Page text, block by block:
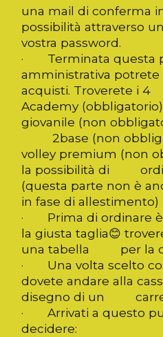
una mail di
possibilità attraverso
vostra password.
· Terminata questa
amministrativa potrete
acquisti. Troverete i
Academy
giovanile (non
2base (non
volley premium (non
la possibilità di
(questa parte non è
in fase di allestimento)
· Prima di ordinare
la giusta taglia😊
una tabella per la
· Una volta scelto
dovete andare alla
disegno di un
· Arrivati a questo
decidere: